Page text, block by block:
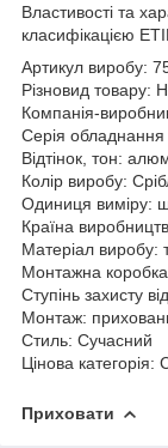
Властивості та
класифікацією
Артикул виробу:
Різновид товару:
Компанія-
Серія
Відтінок, тон:
Колір виробу:
Одиниця виміру:
Країна
Матеріал виробу:
Монтажна
Ступінь захисту
Монтаж:
Стиль: Сучасний
Цінова категорія:
Приховати